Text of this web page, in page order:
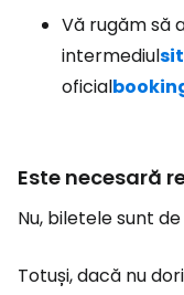
Vă rugăm să
intermediul
oficial
Este necesară
Nu, biletele sunt
Totuși, dacă nu